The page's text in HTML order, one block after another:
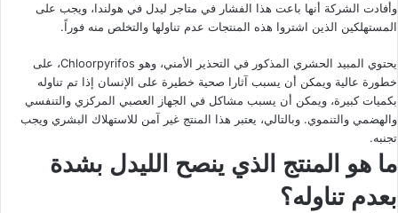
وأفادت الشركة أنها باعت هذا الفشار في متاجر ليدل في هولندا، ويجب على
المستهلكين الذين اشتروا هذه المنتجات عدم تناولها والتخلص منه فوراً.
يحتوي المبيد الحشري المذكور في التحذير الأمني، وهو Chloorpyrifos، على
خطورة عالية ويمكن أن يسبب آثارا صحية خطيرة على الإنسان إذا تم تناوله
بكميات كبيرة، ويمكن أن يسبب مشاكل في الجهاز العصبي المركزي والتنفسي
والهضمي والتنموي. وبالتالي، يعتبر هذا المنتج غير آمن للاستهلاك البشري ويجب
تجنبه.
ما هو المنتج الذي ينصح الليدل بشدة
بعدم تناوله؟